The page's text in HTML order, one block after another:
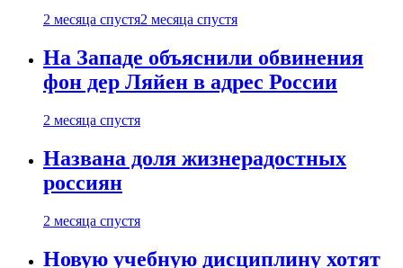
2 месяца спустя2 месяца спустя
На Западе объяснили обвинения
фон дер Ляйен в адрес России
2 месяца спустя
Названа доля жизнерадостных
россиян
2 месяца спустя
Новую учебную дисциплину хотят